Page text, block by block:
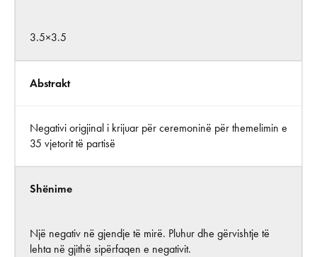
3.5×3.5
Abstrakt
Negativi origjinal i krijuar për ceremoninë për themelimin e
35 vjetorit të partisë
Shënime
Një negativ në gjendje të mirë. Pluhur dhe gërvishtje të
lehta në gjithë sipërfaqen e negativit.